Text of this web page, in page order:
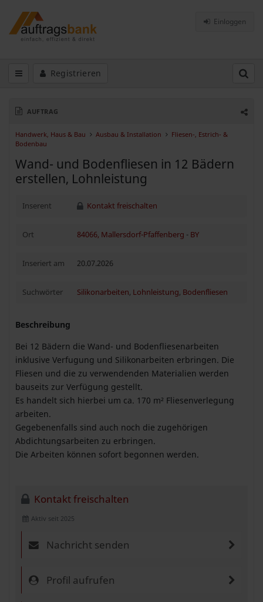
Einloggen
Registrieren
AUFTRAG
Handwerk, Haus & Bau Ausbau & Installation
Fliesen-, Estrich- &
Bodenbau
Wand- und Bodenfliesen in 12 Bädern
erstellen, Lohnleistung
Inserent Kontakt freischalten
Ort 84066, Mallersdorf-Pfaffenberg - BY
Inseriert am 20.07.2026
Suchwörter Silikonarbeiten, Lohnleistung, Bodenfliesen
Beschreibung
Bei 12 Bädern die Wand- und Bodenfliesenarbeiten
inklusive Verfugung und Silikonarbeiten erbringen. Die
Fliesen und die zu verwendenden Materialien werden
bauseits zur Verfügung gestellt.
Es handelt sich hierbei um ca. 170 m² Fliesenverlegung
arbeiten.
Gegebenenfalls sind auch noch die zugehörigen
Abdichtungsarbeiten zu erbringen.
Die Arbeiten können sofort begonnen werden.
Kontakt freischalten
Aktiv seit 2025
Nachricht senden
Profil aufrufen